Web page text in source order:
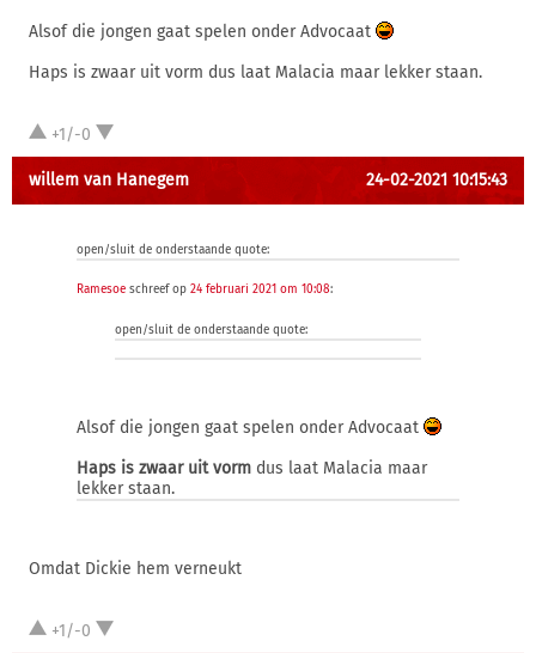
Alsof die jongen gaat spelen onder Advocaat
Haps is zwaar uit vorm dus laat Malacia maar lekker staan.
+1/-0
willem van Hanegem 24-02-2021 10:15:43
open/sluit de onderstaande quote:
Ramesoe schreef op 24 februari 2021 om 10:08:
open/sluit de onderstaande quote:
Alsof die jongen gaat spelen onder Advocaat
Haps is zwaar uit vorm dus laat Malacia maar
lekker staan.
Omdat Dickie hem verneukt
+1/-0